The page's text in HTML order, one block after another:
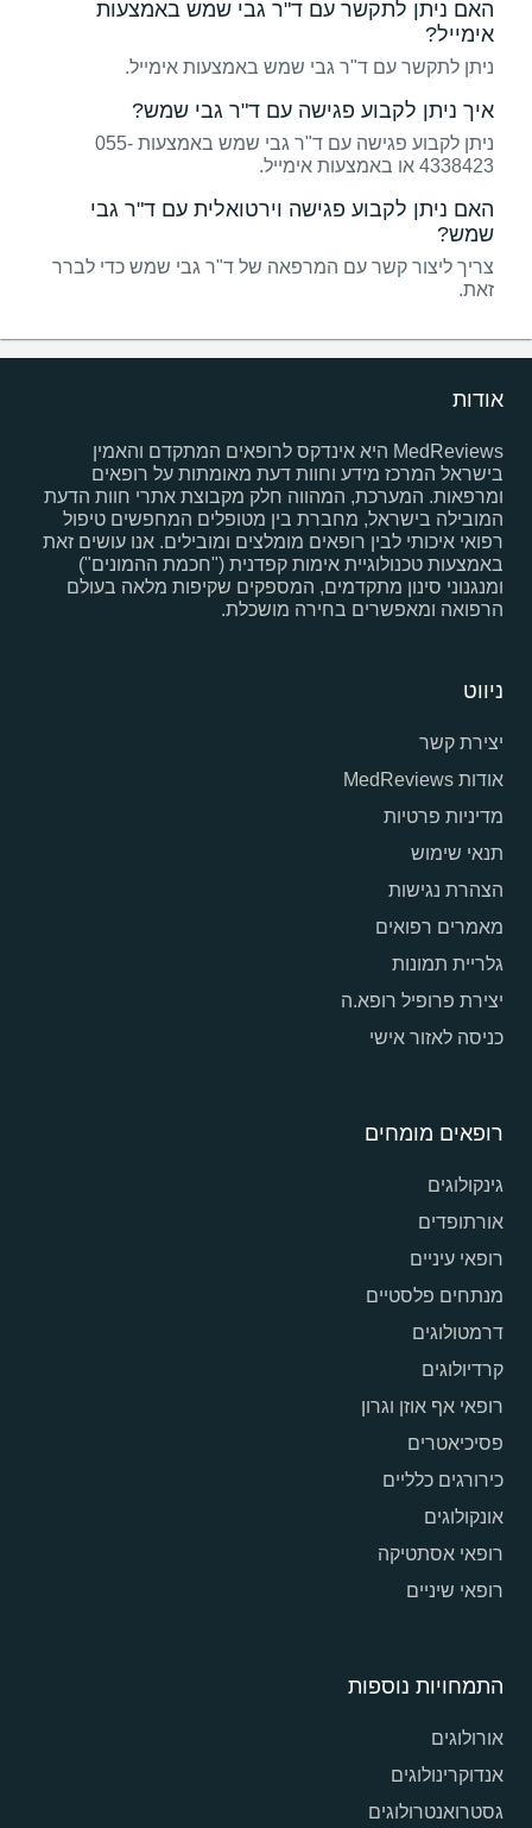
האם ניתן לתקשר עם ד"ר גבי שמש באמצעות
אימייל?
ניתן לתקשר עם ד"ר גבי שמש באמצעות אימייל.
איך ניתן לקבוע פגישה עם ד"ר גבי שמש?
ניתן לקבוע פגישה עם ד"ר גבי שמש באמצעות 055-
4338423 או באמצעות אימייל.
האם ניתן לקבוע פגישה וירטואלית עם ד"ר גבי
שמש?
צריך ליצור קשר עם המרפאה של ד"ר גבי שמש כדי לברר
זאת.
אודות
MedReviews היא אינדקס לרופאים המתקדם והאמין
בישראל המרכז מידע וחוות דעת מאומתות על רופאים
ומרפאות. המערכת, המהווה חלק מקבוצת אתרי חוות הדעת
המובילה בישראל, מחברת בין מטופלים המחפשים טיפול
רפואי איכותי לבין רופאים מומלצים ומובילים. אנו עושים זאת
באמצעות טכנולוגיית אימות קפדנית ("חכמת ההמונים")
ומנגנוני סינון מתקדמים, המספקים שקיפות מלאה בעולם
הרפואה ומאפשרים בחירה מושכלת.
ניווט
יצירת קשר
אודות MedReviews
מדיניות פרטיות
תנאי שימוש
הצהרת נגישות
מאמרים רפואים
גלריית תמונות
יצירת פרופיל רופא.ה
כניסה לאזור אישי
רופאים מומחים
גינקולוגים
אורתופדים
רופאי עיניים
מנתחים פלסטיים
דרמטולוגים
קרדיולוגים
רופאי אף אוזן וגרון
פסיכיאטרים
כירורגים כלליים
אונקולוגים
רופאי אסתטיקה
רופאי שיניים
התמחויות נוספות
אורולוגים
אנדוקרינולוגים
גסטרואנטרולוגים